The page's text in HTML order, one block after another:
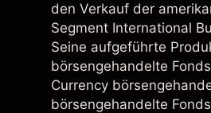
den Verkauf der
Segment International
Seine aufgeführte
börsengehandelte
Currency
börsengehandelte